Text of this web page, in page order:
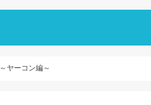
ヤーコン編～